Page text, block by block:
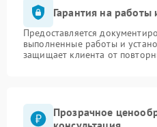
Гарантия на работы
Предоставляется
выполненные работы и
защищает клиента от
Прозрачное